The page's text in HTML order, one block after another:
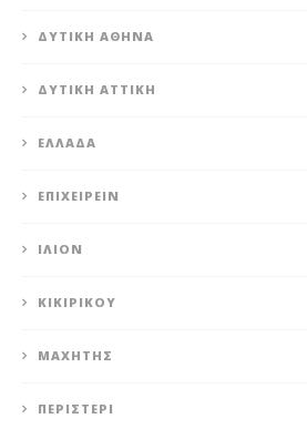
ΔΥΤΙΚΉ ΑΘΉΝΑ
ΔΥΤΙΚΉ ΑΤΤΙΚΉ
ΕΛΛΆΔΑ
ΕΠΙΧΕΙΡΕΊΝ
ΊΛΙΟΝ
ΚΙΚΙΡΙΚΟΥ
ΜΑΧΗΤΗΣ
ΠΕΡΙΣΤΈΡΙ